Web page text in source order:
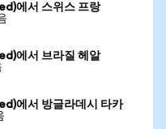
에서 스위스 프랑
에서 브라질 헤알
에서 방글라데시 타카